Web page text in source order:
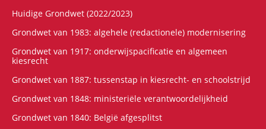
Huidige Grondwet (2022/2023)
Grondwet van 1983: algehele (redactionele) modernisering
Grondwet van 1917: onderwijspacificatie en algemeen
kiesrecht
Grondwet van 1887: tussenstap in kiesrecht- en schoolstrijd
Grondwet van 1848: ministeriële verantwoordelijkheid
Grondwet van 1840: België afgesplitst